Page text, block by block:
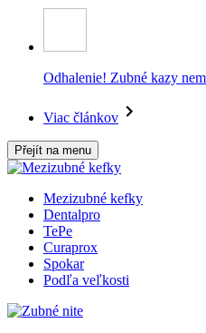
Odhalenie! Zubné kazy
Viac článkov
Přejít na menu
Mezizubné kefky
Dentalpro
TePe
Curaprox
Spokar
Podľa veľkosti